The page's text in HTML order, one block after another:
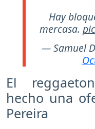
Hay
mercasa.
— Samuel
El
hecho una
Pereira